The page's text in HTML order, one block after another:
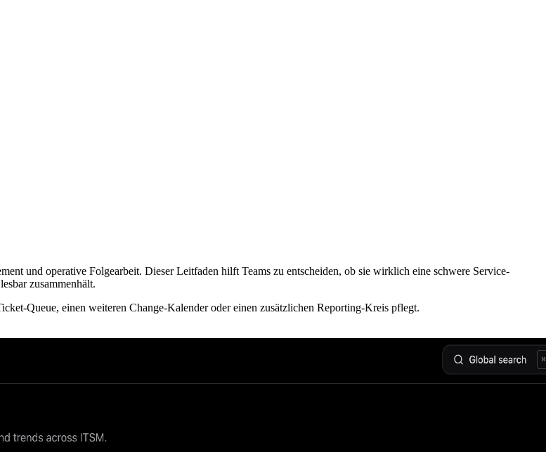
und operative Folgearbeit. Dieser Leitfaden hilft Teams zu entscheiden, ob sie wirklich eine schwere Service-
zusammenhält.
Queue, einen weiteren Change-Kalender oder einen zusätzlichen Reporting-Kreis pflegt.